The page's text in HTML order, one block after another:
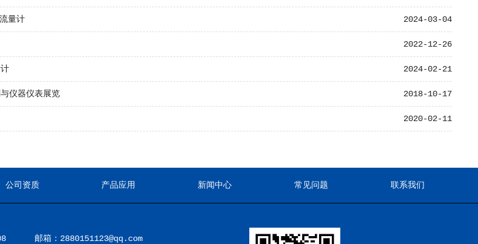
2024-03-04
量计
2022-12-26
2024-02-21
2018-10-17
仪器仪表展览
2020-02-11
公司资质 产品应用 新闻中心 常见问题 联系我们
邮箱：2880151123@qq.com